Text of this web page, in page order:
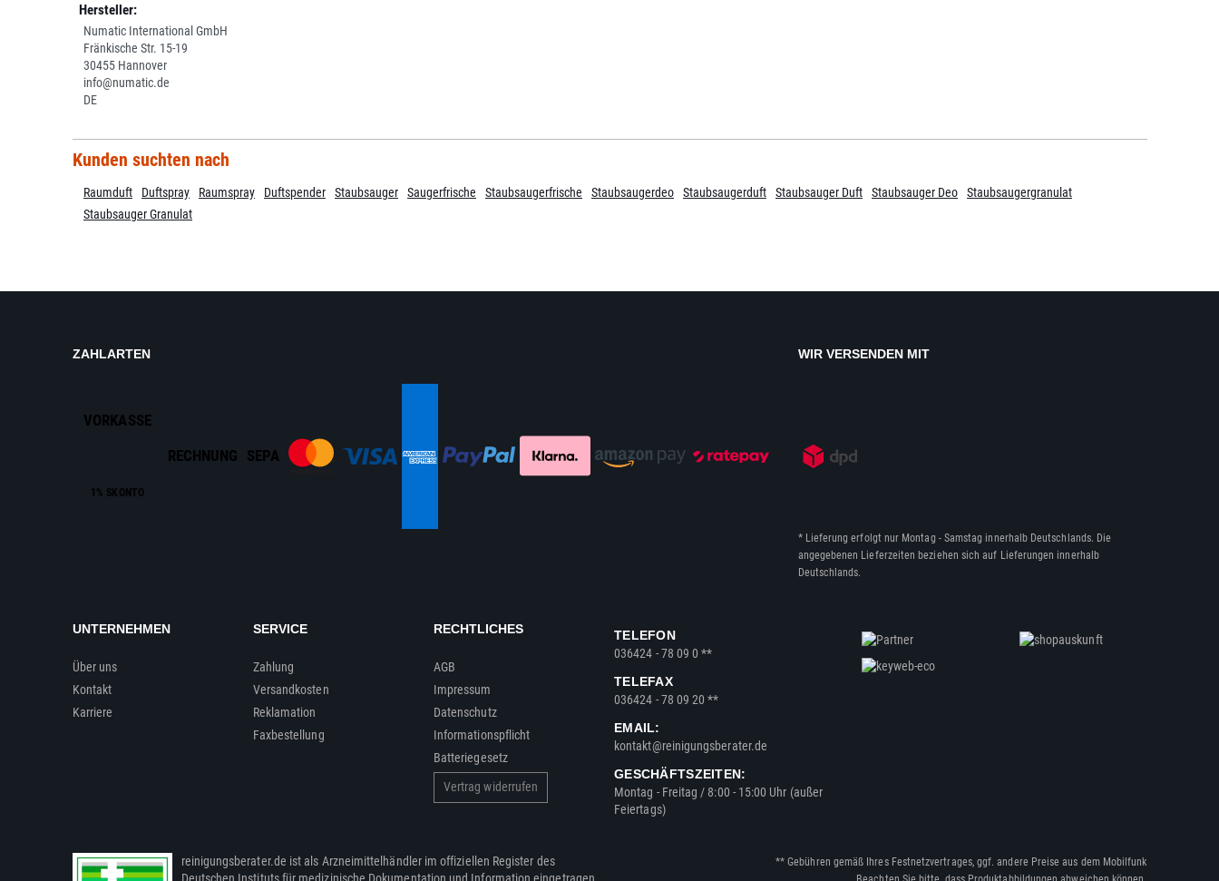
Hersteller:
Numatic International GmbH
Fränkische Str. 15-19
30455 Hannover
info@numatic.de
DE
Kunden suchten nach
Raumduft Duftspray Raumspray Duftspender Staubsauger Saugerfrische Staubsaugerfrische Staubsaugerdeo Staubsaugerduft Staubsauger Duft Staubsauger Deo
Staubsaugergranulat
Staubsauger Granulat
ZAHLARTEN
VORKASSE
1% SKONTO
RECHNUNG SEPA
WIR VERSENDEN MIT
* Lieferung erfolgt nur Montag - Samstag innerhalb Deutschlands. Die
angegebenen Lieferzeiten beziehen sich auf Lieferungen innerhalb
Deutschlands.
UNTERNEHMEN
Über uns
Kontakt
Karriere
SERVICE
Zahlung
Versandkosten
Reklamation
Faxbestellung
RECHTLICHES
AGB
Impressum
Datenschutz
Informationspflicht
Batteriegesetz
Vertrag widerrufen
TELEFON
036424 - 78 09 0 **
TELEFAX
036424 - 78 09 20 **
EMAIL:
kontakt@reinigungsberater.de
GESCHÄFTSZEITEN:
Montag - Freitag / 8:00 - 15:00 Uhr (außer
Feiertags)
reinigungsberater.de ist als Arzneimittelhändler im offiziellen Register des
Deutschen Instituts für medizinische Dokumentation und Information eingetragen.
** Gebühren gemäß Ihres Festnetzvertrages, ggf. andere Preise aus dem Mobilfunk